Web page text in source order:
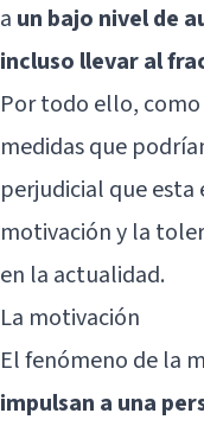
a un bajo nivel de
incluso llevar al
Por todo ello, como
medidas que
perjudicial que
motivación y la
en la actualidad.
La motivación
El fenómeno de la
impulsan a una